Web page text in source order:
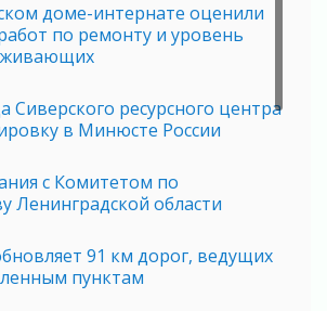
доме-интернате оценили
по ремонту и уровень
Сиверского ресурсного центра
в Минюсте России
с Комитетом по
Ленинградской области
91 км дорог, ведущих
пунктам